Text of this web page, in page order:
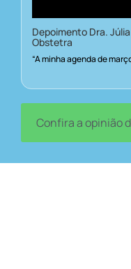
Depoimento Dra.
Obstetra
“A minha agenda de
Confira a opinião